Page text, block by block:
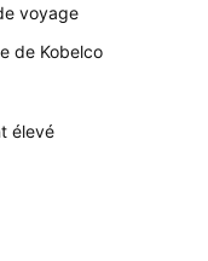
voyage
de Kobelco
élevé